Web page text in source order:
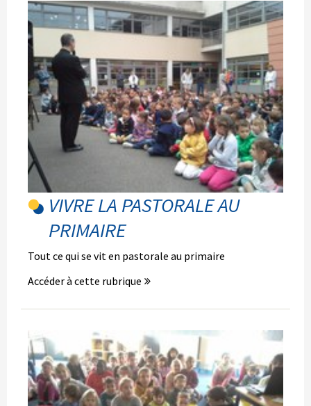
VIVRE LA PASTORALE AU
PRIMAIRE
Tout ce qui se vit en pastorale au primaire
Accéder à cette rubrique